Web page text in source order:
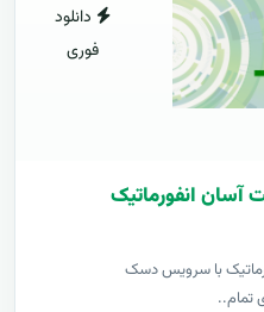
دانلود
فوری
با سرویس دسک